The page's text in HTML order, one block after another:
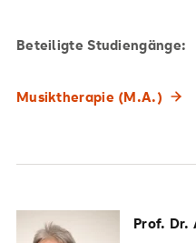
Beteiligte Studiengänge:
Musiktherapie (M.A.)
Prof. Dr.